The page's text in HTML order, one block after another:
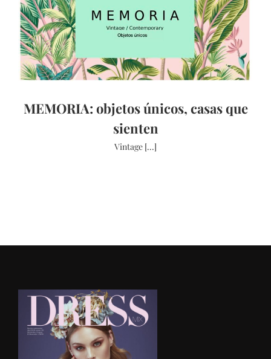
MEMORIA: objetos únicos, casas que
sienten
Vintage [...]